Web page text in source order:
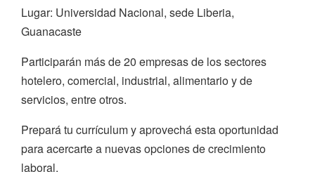
Lugar: Universidad Nacional, sede Liberia,
Guanacaste
Participarán más de 20 empresas de los sectores
hotelero, comercial, industrial, alimentario y de
servicios, entre otros.
Prepará tu currículum y aprovechá esta oportunidad
para acercarte a nuevas opciones de crecimiento
laboral.